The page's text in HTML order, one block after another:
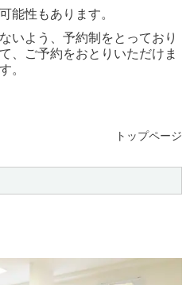
能性もあります。
いよう、予約制をとっており
、ご予約をおとりいただけま
。
トップページ